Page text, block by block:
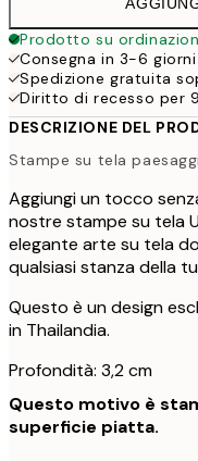
Prodotto su
Consegna in 3-6
Spedizione gratuita
Diritto di recesso per
DESCRIZIONE DEL
Stampe su tela
Aggiungi un tocco
nostre stampe su tela
elegante arte su tela
qualsiasi stanza della
Questo è un design
in Thailandia.
Profondità: 3,2 cm
Questo motivo è
superficie piatta.